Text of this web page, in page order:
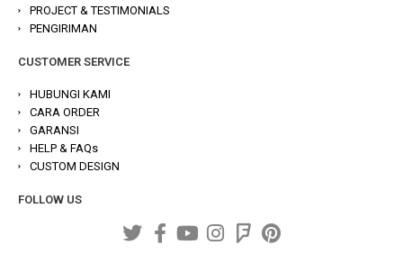
PROJECT & TESTIMONIALS
PENGIRIMAN
CUSTOMER SERVICE
HUBUNGI KAMI
CARA ORDER
GARANSI
HELP & FAQs
CUSTOM DESIGN
FOLLOW US